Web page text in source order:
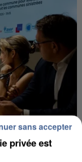
UN ÉLAN
privée est
sans accepter